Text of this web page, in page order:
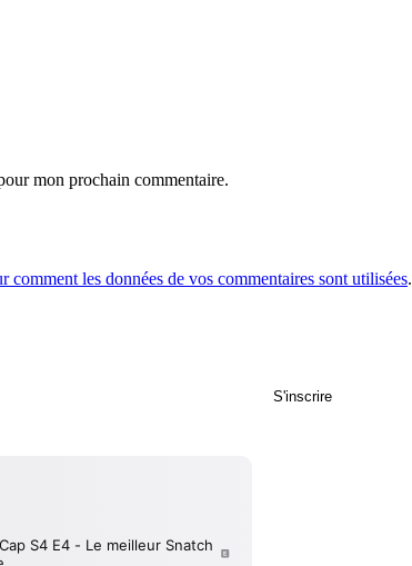
mon prochain commentaire.
comment les données de vos commentaires sont utilisées.
S'inscrire